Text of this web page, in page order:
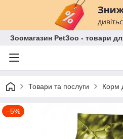
Зоомагазин PetЗoo - товари
Товари та послуги Корм
–5%